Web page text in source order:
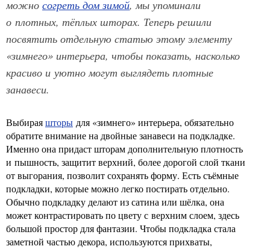
можно согреть дом зимой, мы упоминали
о плотных, тёплых шторах. Теперь решили
посвятить отдельную статью этому элементу
«зимнего» интерьера, чтобы показать, насколько
красиво и уютно могут выглядеть плотные
занавеси.
Выбираяшторы для «зимнего» интерьера, обязательно
обратите внимание на двойные занавеси на подкладке.
Именно она придаст шторам дополнительную плотность
и пышность, защитит верхний, более дорогой слой ткани
от выгорания, позволит сохранять форму. Есть съёмные
подкладки, которые можно легко постирать отдельно.
Обычно подкладку делают из сатина или шёлка, она
может контрастировать по цвету с верхним слоем, здесь
большой простор для фантазии. Чтобы подкладка стала
заметной частью декора, используются прихваты,